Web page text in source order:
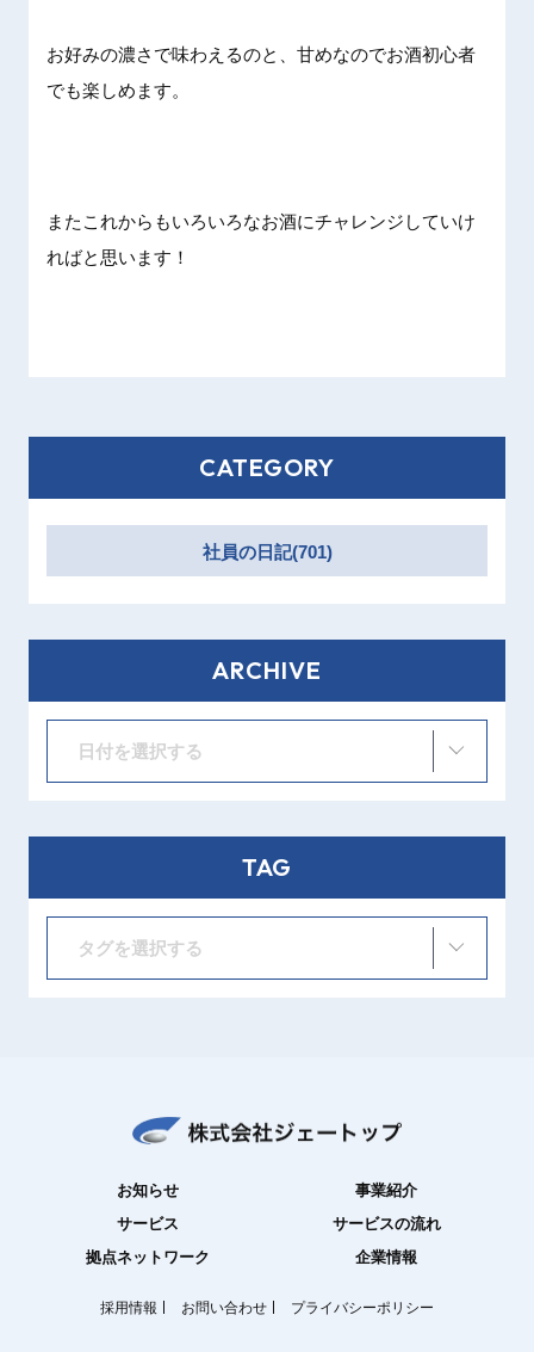
お好みの濃さで味わえるのと、甘めなのでお酒初心者
でも楽しめます。
またこれからもいろいろなお酒にチャレンジしていけ
ればと思います！
CATEGORY
社員の日記(701)
ARCHIVE
日付を選択する
TAG
タグを選択する
お知らせ
事業紹介
サービス
サービスの流れ
拠点ネットワーク
企業情報
採用情報 お問い合わせ プライバシーポリシー